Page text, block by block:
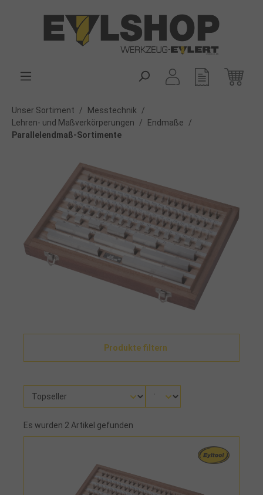
Unser Sortiment / Messtechnik
/
Lehren- und Maßverkörperungen
/ Endmaße
/
Parallelendmaß-Sortimente
Produkte filtern
Es wurden 2 Artikel gefunden